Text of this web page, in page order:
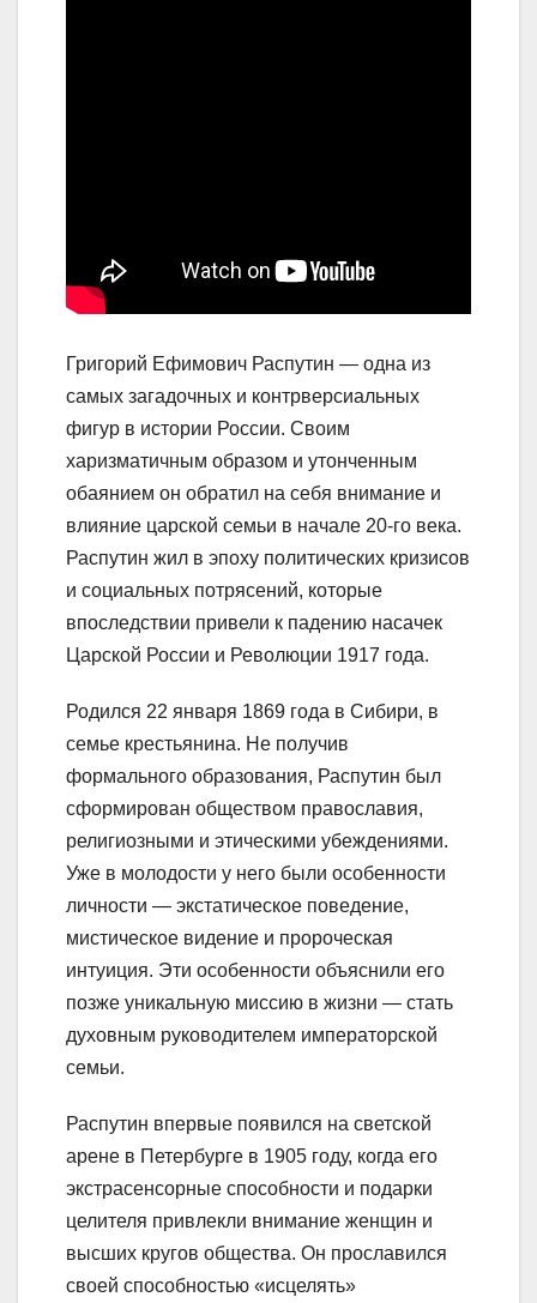
Григорий Ефимович Распутин — одна из
самых загадочных и контрверсиальных
фигур в истории России. Своим
харизматичным образом и утонченным
обаянием он обратил на себя внимание и
влияние царской семьи в начале 20-го века.
Распутин жил в эпоху политических кризисов
и социальных потрясений, которые
впоследствии привели к падению насачек
Царской России и Революции 1917 года.
Родился 22 января 1869 года в Сибири, в
семье крестьянина. Не получив
формального образования, Распутин был
сформирован обществом православия,
религиозными и этическими убеждениями.
Уже в молодости у него были особенности
личности — экстатическое поведение,
мистическое видение и пророческая
интуиция. Эти особенности объяснили его
позже уникальную миссию в жизни — стать
духовным руководителем императорской
семьи.
Распутин впервые появился на светской
арене в Петербурге в 1905 году, когда его
экстрасенсорные способности и подарки
целителя привлекли внимание женщин и
высших кругов общества. Он прославился
своей способностью «исцелять»